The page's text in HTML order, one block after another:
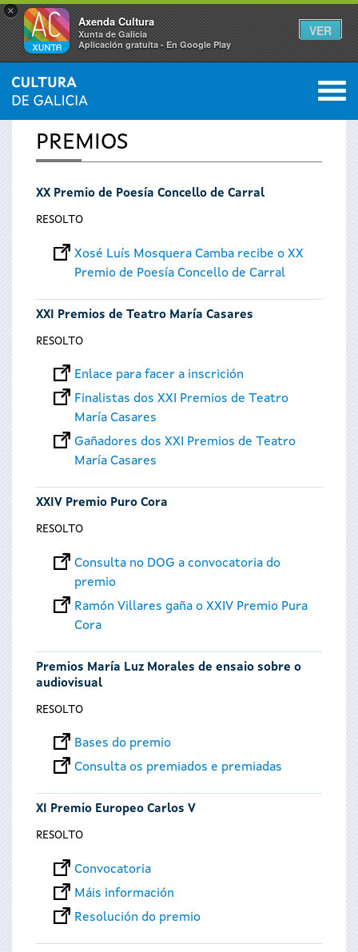
×
Axenda Cultura
Xunta de Galicia
Aplicación gratuíta - En Google Play
VER
Vostede
está
aquí
INICIO 0
PREMIOS
XX Premio de Poesía Concello de Carral
RESOLTO
Xosé Luís Mosquera Camba recibe o XX
Premio de Poesía Concello de Carral
XXI Premios de Teatro María Casares
RESOLTO
Enlace para facer a inscrición
Finalistas dos XXI Premios de Teatro
María Casares
Gañadores dos XXI Premios de Teatro
María Casares
XXIV Premio Puro Cora
RESOLTO
Consulta no DOG a convocatoria do
premio
Ramón Villares gaña o XXIV Premio Pura
Cora
Premios María Luz Morales de ensaio sobre o
audiovisual
RESOLTO
Bases do premio
Consulta os premiados e premiadas
XI Premio Europeo Carlos V
RESOLTO
Convocatoria
Máis información
Resolución do premio